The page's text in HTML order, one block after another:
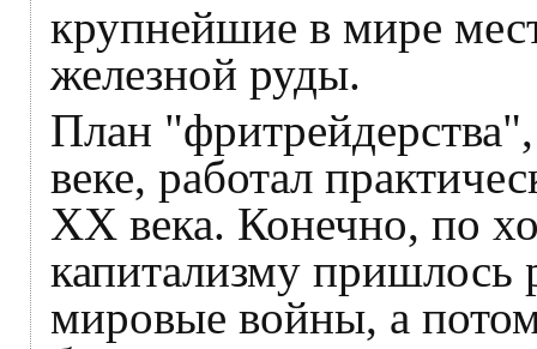
крупнейшие в мире
железной руды.
План
веке, работал
XX века. Конечно, по
капитализму пришлось
мировые войны, а